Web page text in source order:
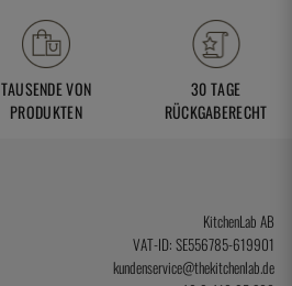
TAUSENDE VON
PRODUKTEN
30 TAGE
RÜCKGABERECHT
KitchenLab AB
VAT-ID: SE556785-619901
kundenservice@thekitchenlab.de